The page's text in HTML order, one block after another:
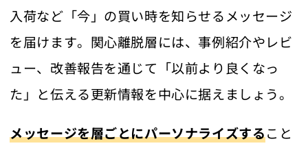
入荷など「今」の買い時を知らせるメッセージ
を届けます。関心離脱層には、事例紹介やレビ
ュー、改善報告を通じて「以前より良くなっ
た」と伝える更新情報を中心に据えましょう。
メッセージを層ごとにパーソナライズすること